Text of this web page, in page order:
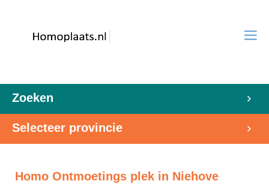
Zoeken
Selecteer provincie
Homo Ontmoetings plek in Niehove